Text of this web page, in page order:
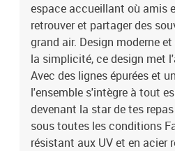
espace accueillant où amis
retrouver et partager des
grand air. Design moderne
la simplicité, ce design met
Avec des lignes épurées et
l'ensemble s'intègre à tout
devenant la star de tes
sous toutes les conditions
résistant aux UV et en acier